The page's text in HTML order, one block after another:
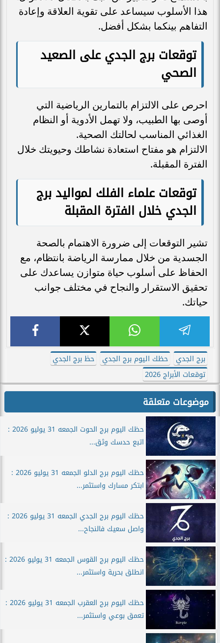
هذا الأسلوب سيساعد على تقوية العلاقة وإعادة
التفاهم بينكما بشكل أفضل.
توقعات برج الجدي على الصعيد
الصحي
احرص على الالتزام بالتمارين الرياضية التي
أوصى بها الطبيب، ولا تهمل الأدوية أو النظام
الغذائي المناسب لحالتك الصحية.
الالتزام هو مفتاح استعادة نشاطك وحيويتك خلال
الفترة المقبلة.
توقعات علماء الفلك لمواليد برج
الجدي خلال الفترة المقبلة
تشير التوقعات إلى ضرورة الاهتمام بالصحة
الجسدية من خلال ممارسة الرياضة بانتظام، مع
الحفاظ على أسلوب حياة متوازن يساعدك على
تحقيق الاستقرار والنجاح في مختلف جوانب
حياتك.
برج الجدي حظك اليوم برج الجدي
حظ برج الجدي
توقعات الأبراج 2026
موضوعات متعلقة
حظك اليوم برج الحوت الجمعه 31 يوليو 2026 :
اتبع حدسك وثق...
حظك اليوم برج الدلو الجمعه 31 يوليو 2026 :
ابتكر مسارك واستثمر...
حظك اليوم برج الجدي الجمعه 31 يوليو 2026 :
واصل سعيك فالنجاح...
حظك اليوم برج القوس الجمعه 31 يوليو 2026 :
انطلق بحرية واستثمر...
حظك اليوم برج العقرب الجمعه 31 يوليو 2026 :
تعمق بوعي واستثمر...